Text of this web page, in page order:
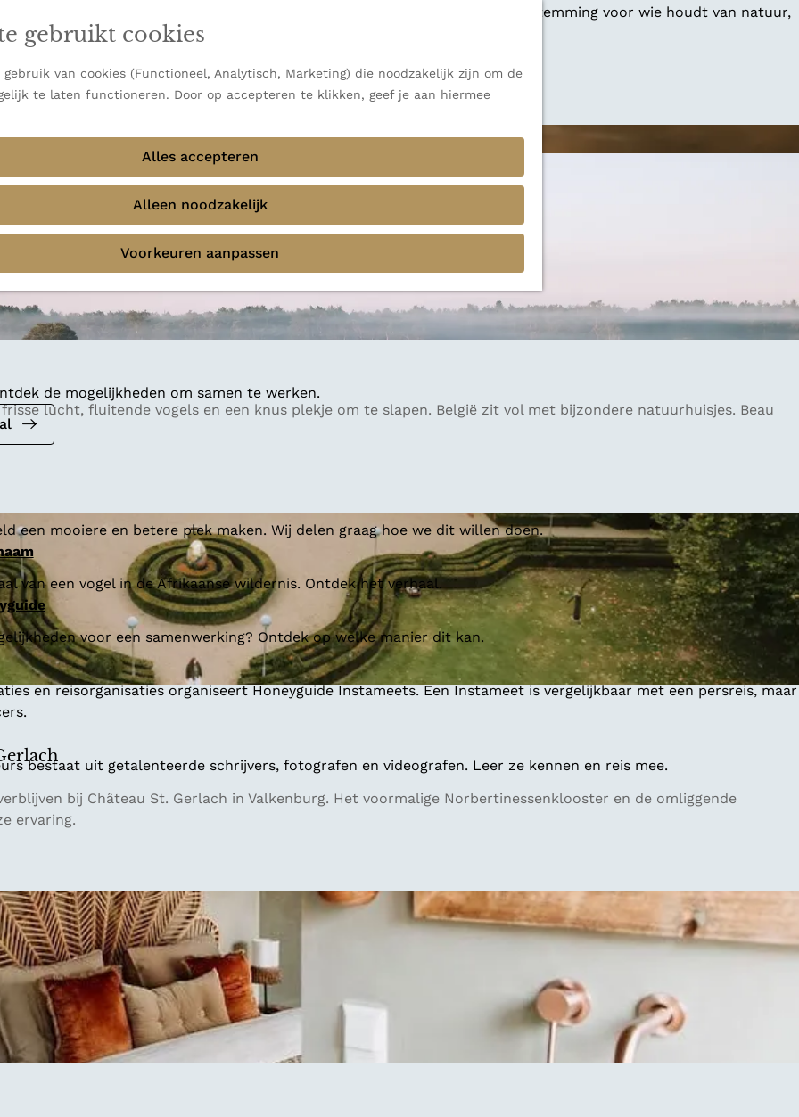
gebruikt cookies
van cookies (Functioneel, Analytisch, Marketing) die noodzakelijk zijn om de
te laten functioneren. Door op accepteren te klikken, geef je aan hiermee
Alles accepteren
Alleen noodzakelijk
Voorkeuren aanpassen
vooral bekend om zijn indrukwekkende Alpen, maar ook een veelzijdige bestemming voor wie houdt van natuur,
uitzichten.
de mogelijkheden om samen te werken.
een mooiere en betere plek maken. Wij delen graag hoe we dit willen doen.
van een vogel in de Afrikaanse wildernis. Ontdek het verhaal.
voor een samenwerking? Ontdek op welke manier dit kan.
en reisorganisaties organiseert Honeyguide Instameets. Een Instameet is vergelijkbaar met een persreis, maar
bestaat uit getalenteerde schrijvers, fotografen en videografen. Leer ze kennen en reis mee.
bijjouw reisstijl
in de natuur? Onze Honeyguides geven je alle inspiratie.
lucht, fluitende vogels en een knus plekje om te slapen. België zit vol met bijzondere natuurhuisjes. Beau
bij Château St. Gerlach in Valkenburg. Het voormalige Norbertinessenklooster en de omliggende
ervaring.